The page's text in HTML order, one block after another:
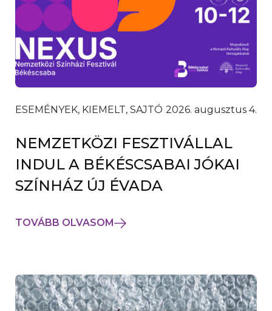
ESEMÉNYEK, KIEMELT, SAJTÓ 2026. augusztus 4.
NEMZETKÖZI FESZTIVÁLLAL
INDUL A BÉKÉSCSABAI JÓKAI
SZÍNHÁZ ÚJ ÉVADA
TOVÁBB OLVASOM